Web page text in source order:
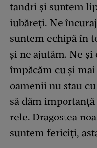
tandri și suntem
iubăreți. Ne
suntem echipă în
și ne ajutăm. Ne și
împăcăm cu și
oamenii nu stau
să dăm
rele. Dragostea
suntem fericiți,